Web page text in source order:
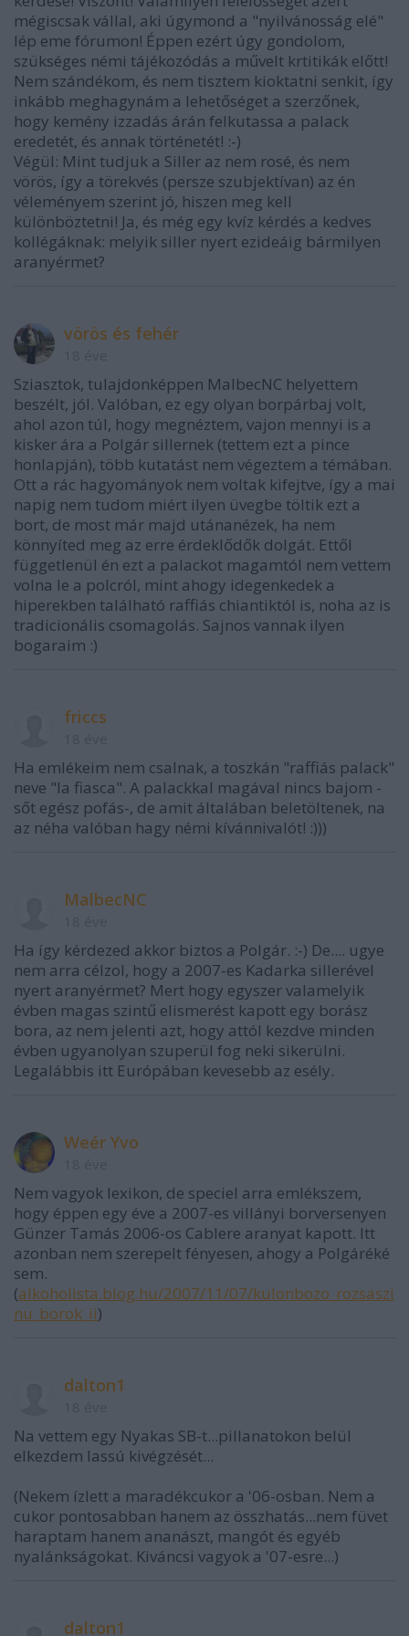
mégiscsak vállal, aki úgymond a "nyilvánosság elé"
lép eme fórumon! Éppen ezért úgy gondolom,
szükséges némi tájékozódás a művelt krtitikák előtt!
Nem szándékom, és nem tisztem kioktatni senkit, így
inkább meghagynám a lehetőséget a szerzőnek,
hogy kemény izzadás árán felkutassa a palack
eredetét, és annak történetét! :-)
Végül: Mint tudjuk a Siller az nem rosé, és nem
vörös, így a törekvés (persze szubjektívan) az én
véleményem szerint jó, hiszen meg kell
különböztetni! Ja, és még egy kvíz kérdés a kedves
kollégáknak: melyik siller nyert ezideáig bármilyen
aranyérmet?
vörös és fehér
Sziasztok, tulajdonképpen MalbecNC helyettem
beszélt, jól. Valóban, ez egy olyan borpárbaj volt,
ahol azon túl, hogy megnéztem, vajon mennyi is a
kisker ára a Polgár sillernek (tettem ezt a pince
honlapján), több kutatást nem végeztem a témában.
Ott a rác hagyományok nem voltak kifejtve, így a mai
napig nem tudom miért ilyen üvegbe töltik ezt a
bort, de most már majd utánanézek, ha nem
könnyíted meg az erre érdeklődők dolgát. Ettől
függetlenül én ezt a palackot magamtól nem vettem
volna le a polcról, mint ahogy idegenkedek a
hiperekben található raffiás chiantiktól is, noha az is
tradicionális csomagolás. Sajnos vannak ilyen
bogaraim :)
friccs
Ha emlékeim nem csalnak, a toszkán "raffiás palack"
neve "la fiasca". A palackkal magával nincs bajom -
sőt egész pofás-, de amit általában beletöltenek, na
az néha valóban hagy némi kívánnivalót! :)))
MalbecNC
Ha így kérdezed akkor biztos a Polgár. :-) De.... ugye
nem arra célzol, hogy a 2007-es Kadarka sillerével
nyert aranyérmet? Mert hogy egyszer valamelyik
évben magas szintű elismerést kapott egy borász
bora, az nem jelenti azt, hogy attól kezdve minden
évben ugyanolyan szuperül fog neki sikerülni.
Legalábbis itt Európában kevesebb az esély.
Weér Yvo
Nem vagyok lexikon, de speciel arra emlékszem,
hogy éppen egy éve a 2007-es villányi borversenyen
Günzer Tamás 2006-os Cablere aranyat kapott. Itt
azonban nem szerepelt fényesen, ahogy a Polgáréké
sem.
(alkoholista.blog.hu/2007/11/07/kulonbozo_rozsaszi
nu_borok_ii)
dalton1
Na vettem egy Nyakas SB-t...pillanatokon belül
elkezdem lassú kivégzését...
(Nekem ízlett a maradékcukor a '06-osban. Nem a
cukor pontosabban hanem az összhatás...nem füvet
haraptam hanem ananászt, mangót és egyéb
nyalánkságokat. Kiváncsi vagyok a '07-esre...)
dalton1